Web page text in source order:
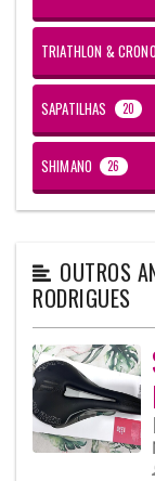
TRIATHLON &
SAPATILHAS 20
SHIMANO 26
OUTROS
RODRIGUES